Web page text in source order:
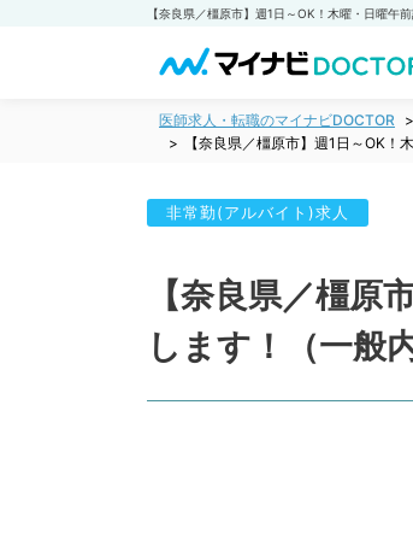
医師求人・転職のマイナビDOCTOR
【奈良県／橿原市】週1日～OK
非常勤(アルバイト)求人
【奈良県／橿
します！（一般